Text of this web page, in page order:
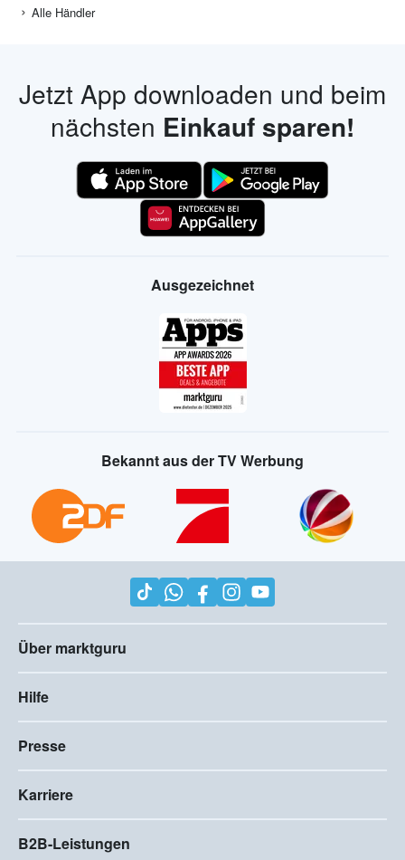
Alle Händler
Jetzt App downloaden und beim
nächsten Einkauf sparen!
Ausgezeichnet
Bekannt aus der TV Werbung
Über marktguru
Hilfe
Presse
Karriere
B2B-Leistungen